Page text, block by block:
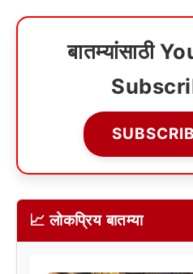
बातम्यांसाठी
📈 लोकप्रिय बातम्या